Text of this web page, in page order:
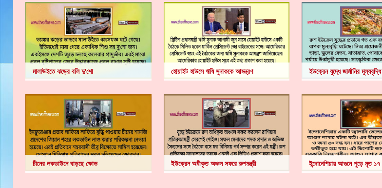
মালাউইতে ঝড়ের বলি দু'শো হোয়াইট হাউসে ঋষি সুনাককে আমন্ত্রণ ইউক্রেন যুদ্ধে জার্মানির মূল্যবৃদ্ধি
চীনের লকডাউনে বাড়ছে ক্ষোভ ইউক্রেন অধীকৃত অঞ্চল সফরে রুশমন্ত্রী ইন্দোনেশিয়ায় আগুনে পুড়ে মৃত ১৭